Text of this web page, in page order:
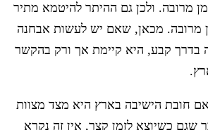
מרובה. ולכן גם ההיתר להיטמא מתיר
מרובה. מכאן, שאם יש לעשות אבחנה
בדרך קבע, היא קיימת אך ורק בהקשר
חובת הישיבה בארץ היא מצד מצוות
שגם כשיוצא לזמן קצר, אין זה נקרא